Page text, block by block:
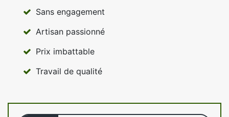
Sans engagement
Artisan passionné
Prix imbattable
Travail de qualité